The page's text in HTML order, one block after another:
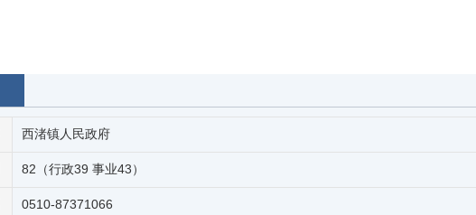
西渚镇人民政府
82（行政39 事业43）
0510-87371066